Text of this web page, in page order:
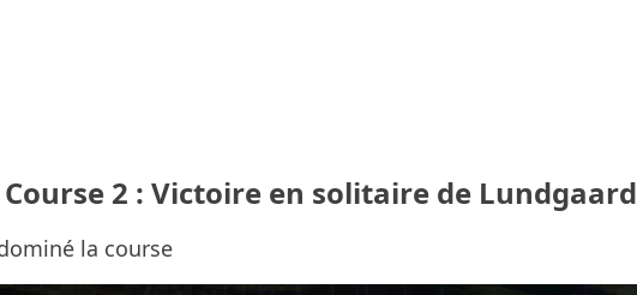
2 : Victoire en solitaire de Lundgaard
la course